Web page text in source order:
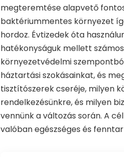
megteremtése alapvető
baktériummentes környezet
hordoz. Évtizedek óta
hatékonyságuk mellett
környezetvédelmi
háztartási szokásainkat, és
tisztítószerek cseréje, milyen
rendelkezésünkre, és milyen
vennünk a változás során. A
valóban egészséges és